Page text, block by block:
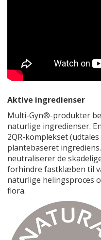
Aktive ingredienser
Multi-Gyn®-produkter
naturlige ingredienser.
2QR-komplekset
plantebaseret
neutraliserer de
forhindre fastklæben til
naturlige helingsproces
flora.